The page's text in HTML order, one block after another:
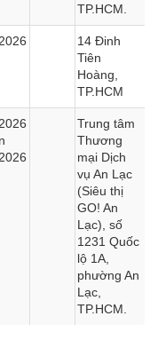
TP.HCM.
14 Đinh
Tiên
Hoàng,
TP.HCM
Trung tâm
Thương
mại Dịch
vụ An Lạc
(Siêu thị
GO! An
Lạc), số
1231 Quốc
lộ 1A,
phường An
Lạc,
TP.HCM.